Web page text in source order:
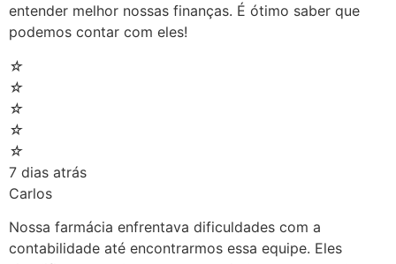
entender melhor nossas finanças. É ótimo saber que
podemos contar com eles!
☆
☆
☆
☆
☆
7 dias atrás
Carlos
Nossa farmácia enfrentava dificuldades com a
contabilidade até encontrarmos essa equipe. Eles